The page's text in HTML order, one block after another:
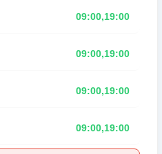
09:00,19:00
09:00,19:00
09:00,19:00
09:00,19:00